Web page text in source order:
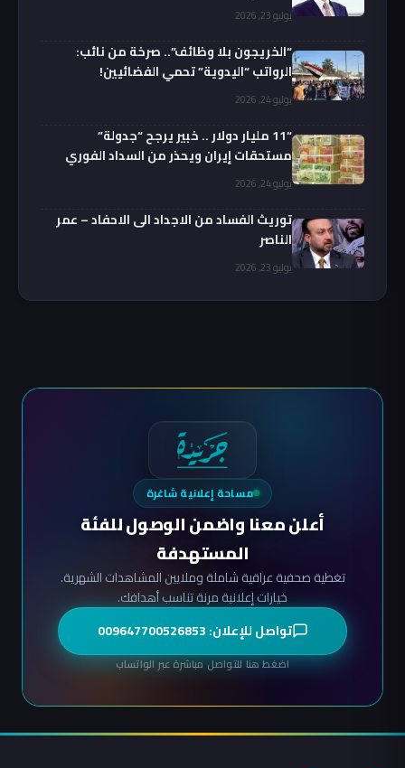
يوليو 23, 2026
“الخريجون بلا وظائف”.. صرخة من نائب:
الرواتب “اليدوية” تحمي الفضائيين!
يوليو 24, 2026
“11 مليار دولار .. خبير يرجح “جدولة”
مستحقات إيران ويحذر من السداد الفوري
يوليو 24, 2026
توريث الفساد من الاجداد الى الاحفاد – عمر
الناصر
يوليو 23, 2026
مساحة إعلانية شاغرة
أعلن معنا واضمن الوصول للفئة
المستهدفة
تغطية صحفية عراقية شاملة وملايين المشاهدات الشهرية.
خيارات إعلانية مرنة تناسب أهدافك.
تواصل للإعلان: 009647700526853
اضغط هنا للتواصل مباشرة عبر الواتساب